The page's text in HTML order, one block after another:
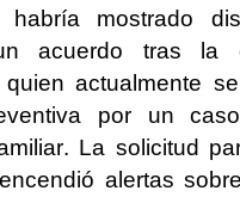
habría mostrado
acuerdo tras la
quien actualmente
por un
La solicitud
alertas